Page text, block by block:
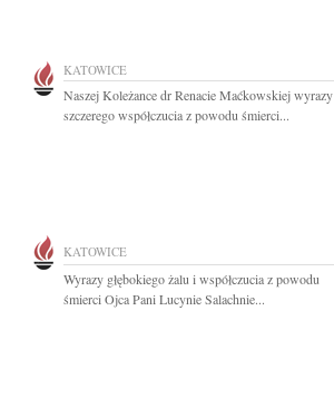
KATOWICE
Naszej Koleżance dr Renacie Maćkowskiej wyrazy
szczerego współczucia z powodu śmierci...
KATOWICE
Wyrazy głębokiego żalu i współczucia z powodu
śmierci Ojca Pani Lucynie Salachnie...